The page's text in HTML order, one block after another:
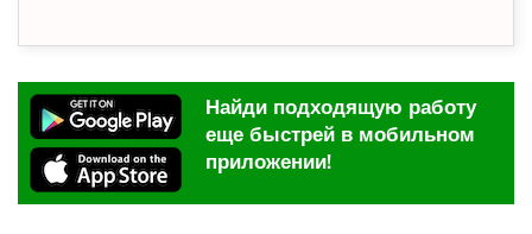
Найди подходящую работу
еще быстрей в мобильном
приложении!